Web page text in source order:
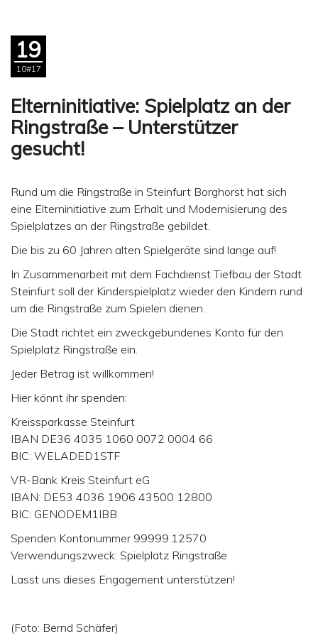
19
10#17
Elterninitiative: Spielplatz an der
Ringstraße – Unterstützer
gesucht!
Rund um die Ringstraße in Steinfurt Borghorst hat sich
eine Elterninitiative zum Erhalt und Modernisierung des
Spielplatzes an der Ringstraße gebildet.
Die bis zu 60 Jahren alten Spielgeräte sind lange auf!
In Zusammenarbeit mit dem Fachdienst Tiefbau der Stadt
Steinfurt soll der Kinderspielplatz wieder den Kindern rund
um die Ringstraße zum Spielen dienen.
Die Stadt richtet ein zweckgebundenes Konto für den
Spielplatz Ringstraße ein.
Jeder Betrag ist willkommen!
Hier könnt ihr spenden:
Kreissparkasse Steinfurt
IBAN DE36 4035 1060 0072 0004 66
BIC: WELADED1STF
VR-Bank Kreis Steinfurt eG
IBAN: DE53 4036 1906 43500 12800
BIC: GENODEM1IBB
Spenden Kontonummer 99999.12570
Verwendungszweck: Spielplatz Ringstraße
Lasst uns dieses Engagement unterstützen!
(Foto: Bernd Schäfer)